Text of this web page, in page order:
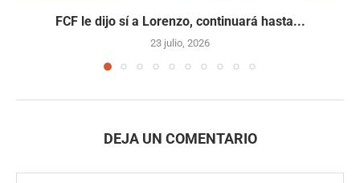
FCF le dijo sí a Lorenzo, continuará hasta...
23 julio, 2026
DEJA UN COMENTARIO